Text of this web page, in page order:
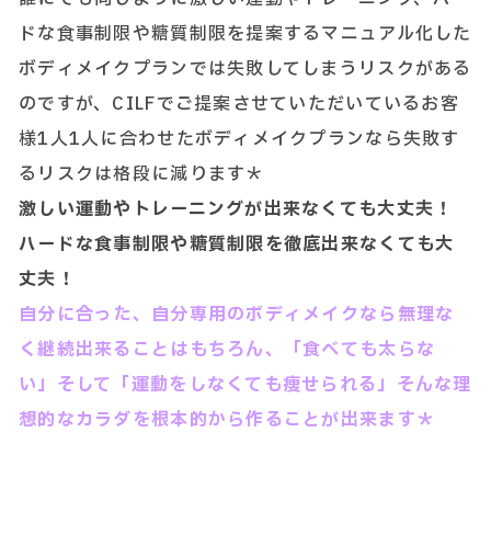
ドな食事制限や糖質制限を提案するマニュアル化した
ボディメイクプランでは失敗してしまうリスクがある
のですが、CILFでご提案させていただいているお客
様1人1人に合わせたボディメイクプランなら失敗す
るリスクは格段に減ります＊
激しい運動やトレーニングが出来なくても大丈夫！
ハードな食事制限や糖質制限を徹底出来なくても大
丈夫！
自分に合った、自分専用のボディメイクなら無理な
く継続出来ることはもちろん、「食べても太らな
い」そして「運動をしなくても痩せられる」そんな理
想的なカラダを根本的から作ることが出来ます＊